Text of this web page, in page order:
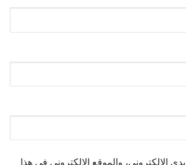
الإلكتروني، والموقع الإلكتروني في هذا